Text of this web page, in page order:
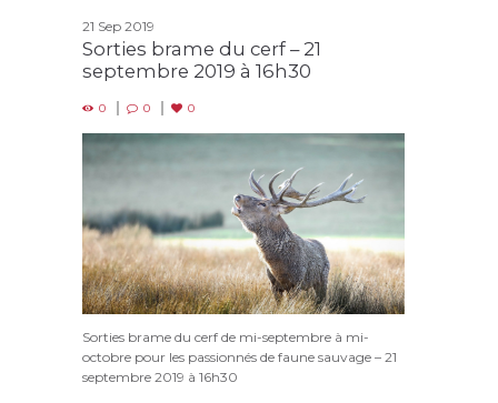
21 Sep 2019
Sorties brame du cerf – 21
septembre 2019 à 16h30
0 0 0
Sorties brame du cerf de mi-septembre à mi-
octobre pour les passionnés de faune sauvage – 21
septembre 2019 à 16h30